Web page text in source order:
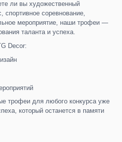
ли вы художественный
соревнование,
мероприятие, наши трофеи —
таланта и успеха.
Decor:
трофеи для любого конкурса уже
который останется в памяти